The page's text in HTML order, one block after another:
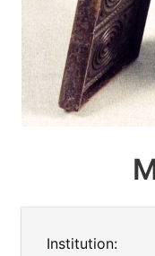
Institution: